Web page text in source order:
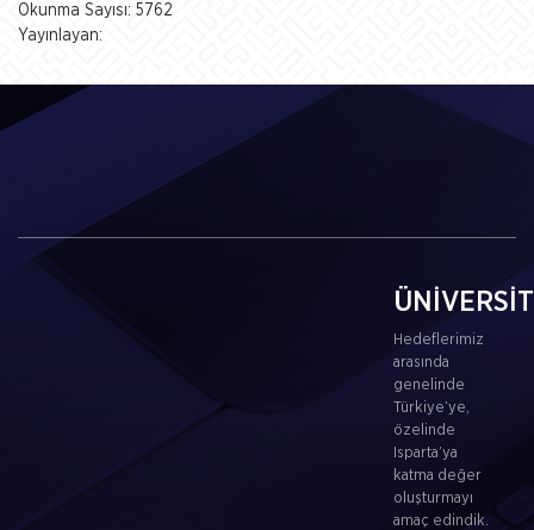
Okunma Sayısı: 5762
Yayınlayan:
Hedeflerimiz
arasında
genelinde
Türkiye’ye,
özelinde
Isparta’ya
katma değer
oluşturmayı
amaç edindik.